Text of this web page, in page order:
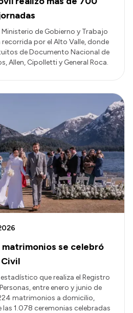
Ministerio de Gobierno y Trabajo
recorrida por el Alto Valle, donde
de Documento Nacional de
Allen, Cipolletti y General Roca.
matrimonios se celebró
que realiza el Registro
entre enero y junio de
matrimonios a domicilio,
las 1.078 ceremonias celebradas